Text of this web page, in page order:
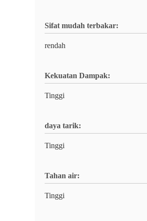
Sifat mudah terbakar:
rendah
Kekuatan Dampak:
Tinggi
daya tarik:
Tinggi
Tahan air:
Tinggi